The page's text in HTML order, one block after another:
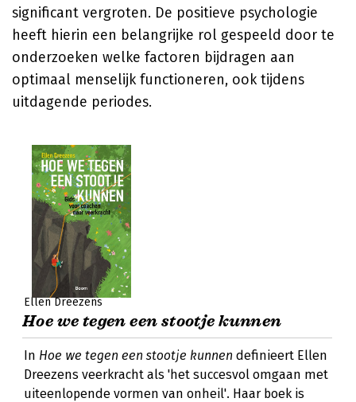
significant vergroten. De positieve psychologie
heeft hierin een belangrijke rol gespeeld door te
onderzoeken welke factoren bijdragen aan
optimaal menselijk functioneren, ook tijdens
uitdagende periodes.
Ellen Dreezens
Hoe we tegen een stootje kunnen
In Hoe we tegen een stootje kunnen definieert Ellen
Dreezens veerkracht als 'het succesvol omgaan met
uiteenlopende vormen van onheil'. Haar boek is